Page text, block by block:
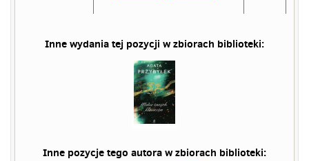
Inne wydania tej pozycji w zbiorach biblioteki:
Inne pozycje tego autora w zbiorach biblioteki: